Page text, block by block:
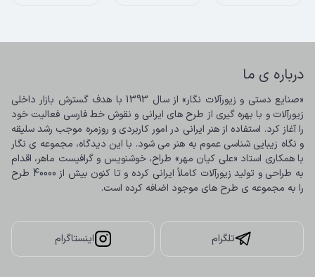
درباره ی ما
را به مجموعه ی طرح های موجود اضافه کرده است.
تلگرام اینستاگرام